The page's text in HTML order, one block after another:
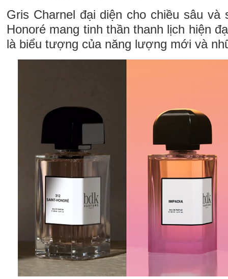
Gris Charnel đại diện cho chiều sâu và
Honoré mang tinh thần thanh lịch hiện
là biểu tượng của năng lượng mới và